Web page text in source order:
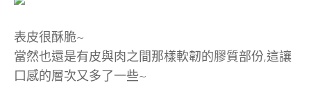
表皮很酥脆~
當然也還是有皮與肉之間那樣軟韌的膠質部份,這讓
口感的層次又多了一些~